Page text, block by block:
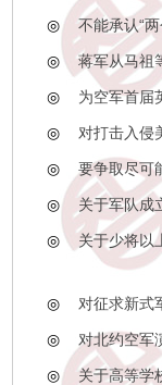
◎ 不能承认“
◎ 蒋军从马祖
◎ 为空军首届
◎ 对打击入侵
◎ 要争取尽可
◎ 关于军队成
◎ 关于少将以
◎ 对征求新式
◎ 对北约空军
◎
关于高等学